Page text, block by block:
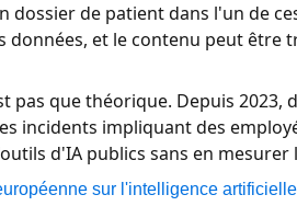
dossier de patient dans l'un de
données, et le contenu peut être
pas que théorique. Depuis
incidents impliquant des
d'IA publics sans en mesurer
sur l'intelligence artificielle